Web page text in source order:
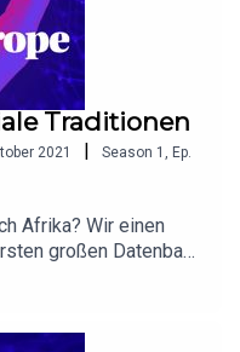
Traditionen
2021 | Season 1 , Ep.
Afrika? Wir einen
großen Datenbank
Kontinent - nach
begegnen werden